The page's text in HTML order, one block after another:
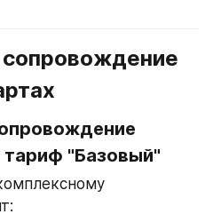
тариф "Базовый"